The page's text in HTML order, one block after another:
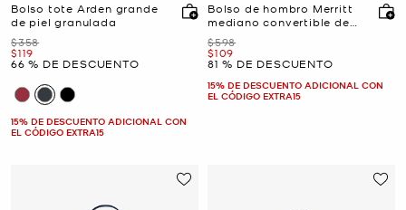
Bolso tote Arden grande
de piel granulada
Era
$358
Ahora
$119
66 % DE DESCUENTO
15% DE DESCUENTO ADICIONAL CON
EL CÓDIGO EXTRA15
Bolso de hombro Merritt
mediano convertible de
denim tipo patchwork
Era
$598
Ahora
$109
81 % DE DESCUENTO
15% DE DESCUENTO ADICIONAL CON
EL CÓDIGO EXTRA15